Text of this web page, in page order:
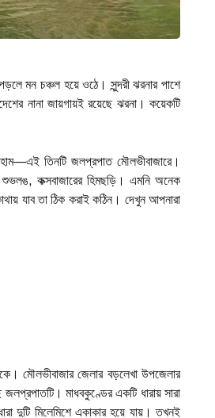
পড়লে মন চঞ্চল হয়ে ওঠে। সুন্দরী ঝরনার পাশে
নানা জায়গায়ই রয়েছে ঝরনা। কয়েকটি
তিনটি জলপ্রপাত মৌলভীবাজারে।
শুভলঙ, কক্সবাজারের হিমছড়ি। এমনি অনেক
যাব তা ঠিক করাই কঠিন। দেখুন আপনারা
মৌলভীবাজার জেলার বড়লেখা উপজেলার
মাধবকুণ্ডের একটি ধারায় সারা
দুটি মিলেমিশে একাকার হয়ে যায়। তখনই